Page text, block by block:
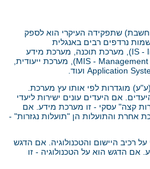
שתפקידה העיקרי הוא לספק
נרדפים רבים באנגלית
(IS ‑ , מערכת תוכנה, מערכת מידע
(MIS ‑ , מערכת ייעודית,
Application ועוד.
מוגדרות לפי אותו עץ מערכת.
אם היעדים עונים ישירות ליעדי
קצה" עסקי - זו מערכת מידע. אם
אחרת והתועלות הן "תועלות נגזרות" -
רכיב היישום והטכנולוגיה. אם הדגש
אם הדגש הוא על הטכנולוגיה - זו